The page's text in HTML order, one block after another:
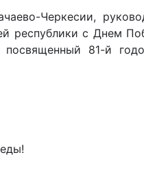
Черкесии,
республики с Днем
81-й